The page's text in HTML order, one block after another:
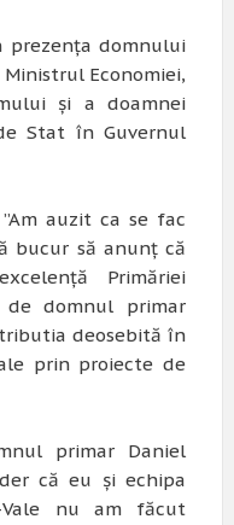
prezența domnului
Economiei,
și a doamnei
Stat în Guvernul
auzit ca se fac
bucur să anunț că
Primăriei
de domnul primar
deosebită în
prin proiecte de
primar Daniel
că eu și echipa
Vale nu am făcut